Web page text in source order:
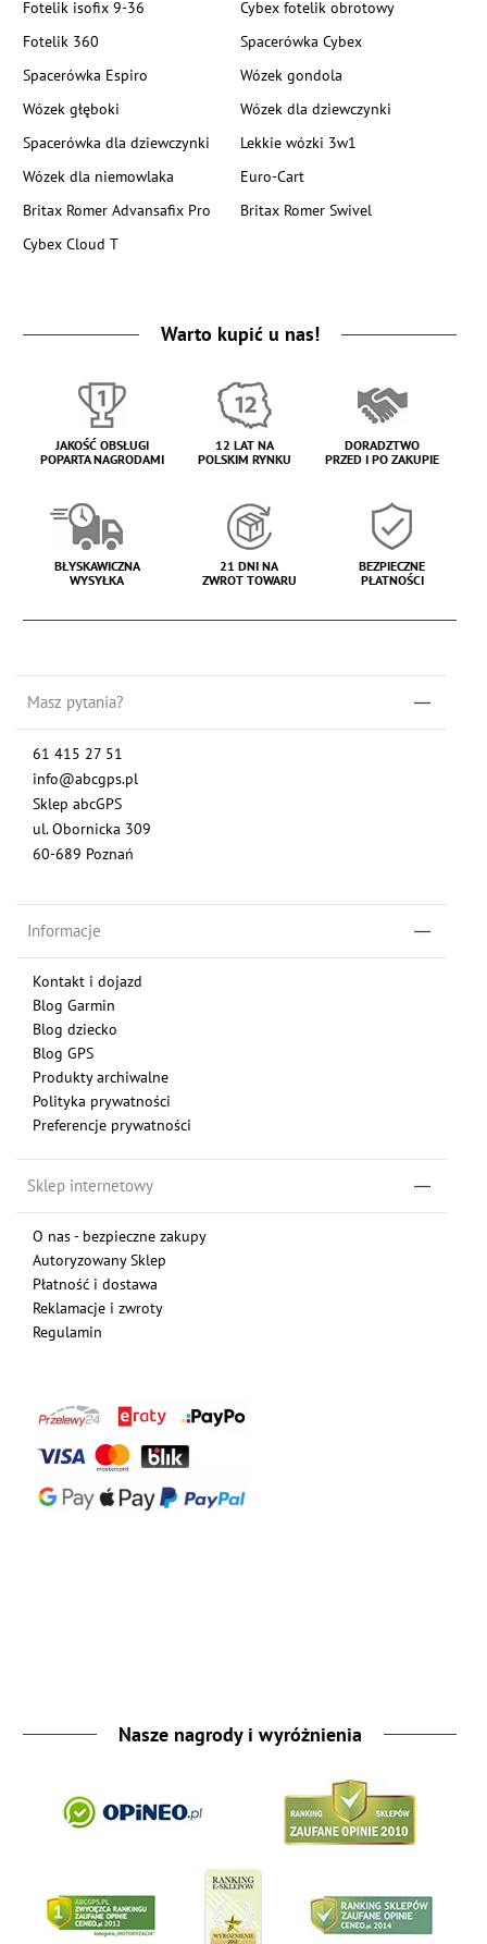
Fotelik isofix 9-36
Cybex fotelik obrotowy
Fotelik 360
Spacerówka Cybex
Spacerówka Espiro
Wózek gondola
Wózek głęboki
Wózek dla dziewczynki
Spacerówka dla dziewczynki
Lekkie wózki 3w1
Wózek dla niemowlaka
Euro-Cart
Britax Romer Advansafix Pro
Britax Romer Swivel
Cybex Cloud T
Warto kupić u nas!
JAKOŚĆ OBSŁUGI
POPARTA NAGRODAMI
12 LAT NA
POLSKIM RYNKU
DORADZTWO
PRZED I PO ZAKUPIE
BŁYSKAWICZNA
WYSYŁKA
21 DNI NA
ZWROT TOWARU
BEZPIECZNE
PŁATNOŚCI
Masz pytania?
61 415 27 51
info@abcgps.pl
Sklep abcGPS
ul. Obornicka 309
60-689 Poznań
Informacje
Kontakt i dojazd
Blog Garmin
Blog dziecko
Blog GPS
Produkty archiwalne
Polityka prywatności
Preferencje prywatności
Sklep internetowy
O nas - bezpieczne zakupy
Autoryzowany Sklep
Płatność i dostawa
Reklamacje i zwroty
Regulamin
Nasze nagrody i wyróżnienia